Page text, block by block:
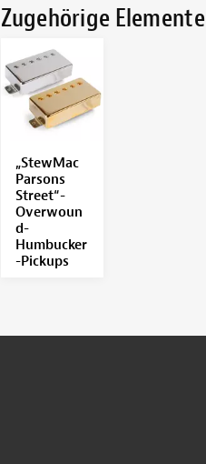
Zugehörige Elemente
„StewMac
Parsons
Street“-
Overwoun
d-
Humbucker
-Pickups